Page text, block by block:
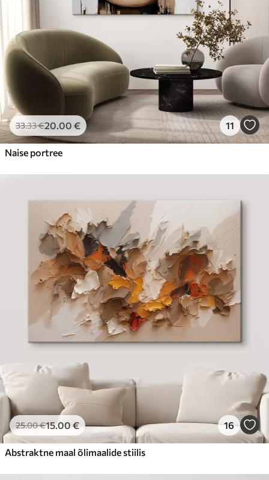
33.33€20.00 € 11
Naise portree
25.00€15.00€ 16
Abstraktne maal õlimaalide stiilis